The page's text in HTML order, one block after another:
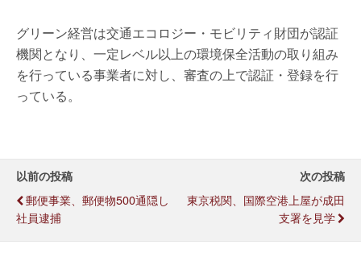
グリーン経営は交通エコロジー・モビリティ財団が認証
機関となり、一定レベル以上の環境保全活動の取り組み
を行っている事業者に対し、審査の上で認証・登録を行
っている。
以前の投稿
郵便事業、郵便物500通隠し
社員逮捕
次の投稿
東京税関、国際空港上屋が成田
支署を見学